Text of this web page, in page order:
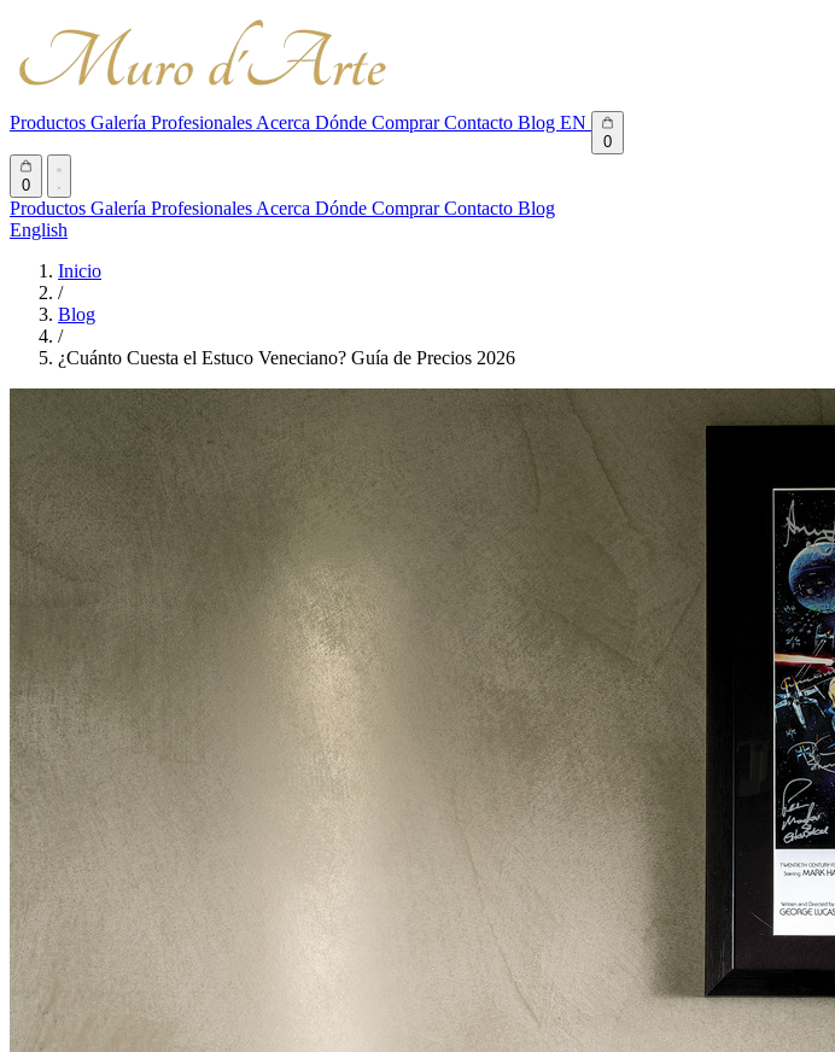
Productos Galería Profesionales Acerca Dónde ComprarContacto Blog EN
0
0
Productos Galería Profesionales Acerca Dónde ComprarContacto Blog
English
Inicio
/
Blog
/
¿Cuánto Cuesta el Estuco Veneciano? Guía de Precios 2026